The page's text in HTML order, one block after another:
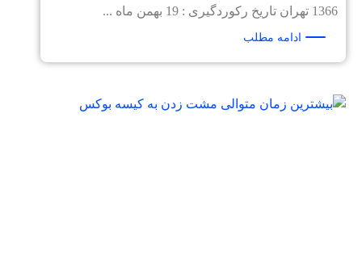
1366 تهران تاریخ رکوردگیری : 19 بهمن ماه ...
ادامه مطلب